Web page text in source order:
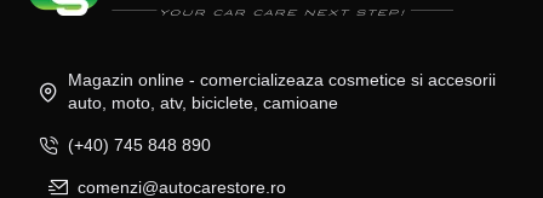
Magazin online - comercializeaza cosmetice si accesorii
auto, moto, atv, biciclete, camioane
(+40) 745 848 890
comenzi@autocarestore.ro